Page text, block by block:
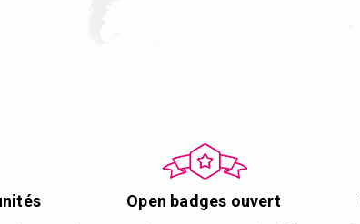
Open badges ouvert